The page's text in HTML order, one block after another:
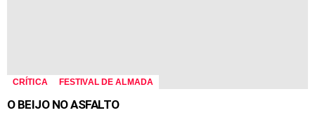
CRÍTICA FESTIVAL DE ALMADA
O BEIJO NO ASFALTO